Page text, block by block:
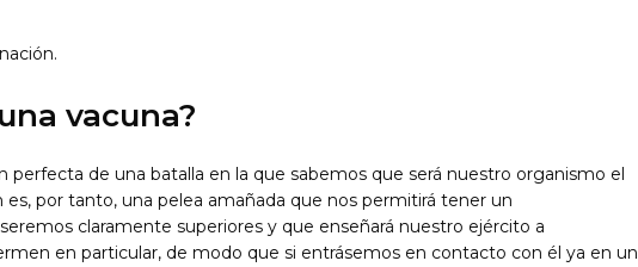
vacuna?
perfecta de una batalla en la que sabemos que será nuestro organismo el
es, por tanto, una pelea amañada que nos permitirá tener un
claramente superiores y que enseñará nuestro ejército a
en particular, de modo que si entrásemos en contacto con él ya en un